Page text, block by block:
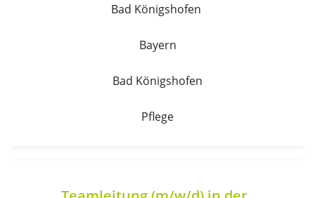
Bad Königshofen
Bayern
Bad Königshofen
Pflege